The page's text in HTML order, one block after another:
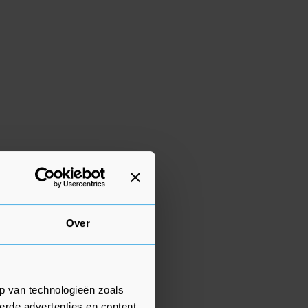
Over
van technologieën zoals